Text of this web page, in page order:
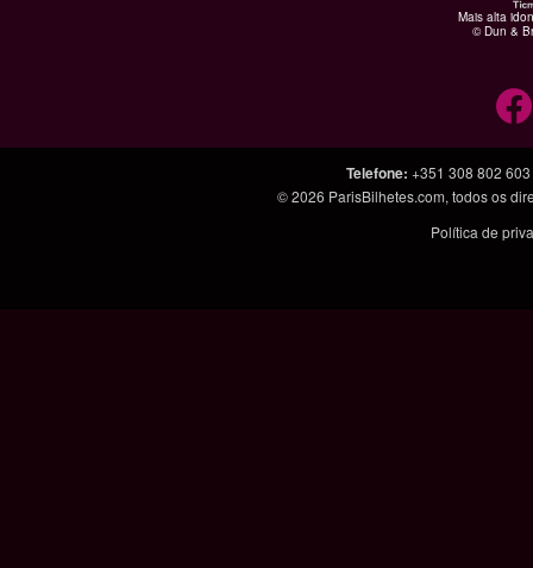
Mais alta
© Dun &
Telefone: +351 308 802 603
© 2026 ParisBilhetes.com, todos os
Política de